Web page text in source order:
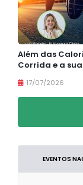
Além das
Corrida e a
17/07/2026
EVENTOS